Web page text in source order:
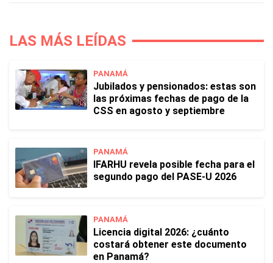
LAS MÁS LEÍDAS
PANAMÁ
Jubilados y pensionados: estas son
las próximas fechas de pago de la
CSS en agosto y septiembre
PANAMÁ
IFARHU revela posible fecha para el
segundo pago del PASE-U 2026
PANAMÁ
Licencia digital 2026: ¿cuánto
costará obtener este documento
en Panamá?